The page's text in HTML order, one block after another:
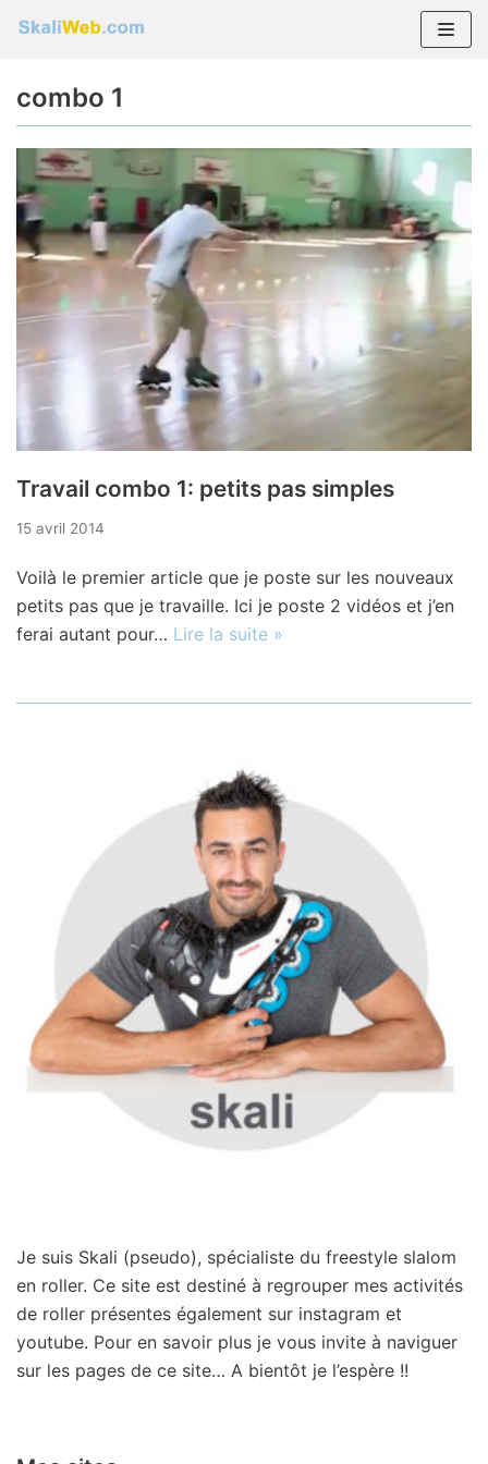
au
combo 1
Travail combo 1: petits pas simples
15 avril 2014
Voilà le premier article que je poste sur les nouveaux
petits pas que je travaille. Ici je poste 2 vidéos et j’en
ferai autant pour… Lire la suite »
Je suis Skali (pseudo), spécialiste du freestyle slalom
en roller. Ce site est destiné à regrouper mes activités
de roller présentes également sur instagram et
youtube. Pour en savoir plus je vous invite à naviguer
sur les pages de ce site… A bientôt je l’espère !!